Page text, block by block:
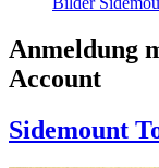
Anmeldung
Account
Sidemount